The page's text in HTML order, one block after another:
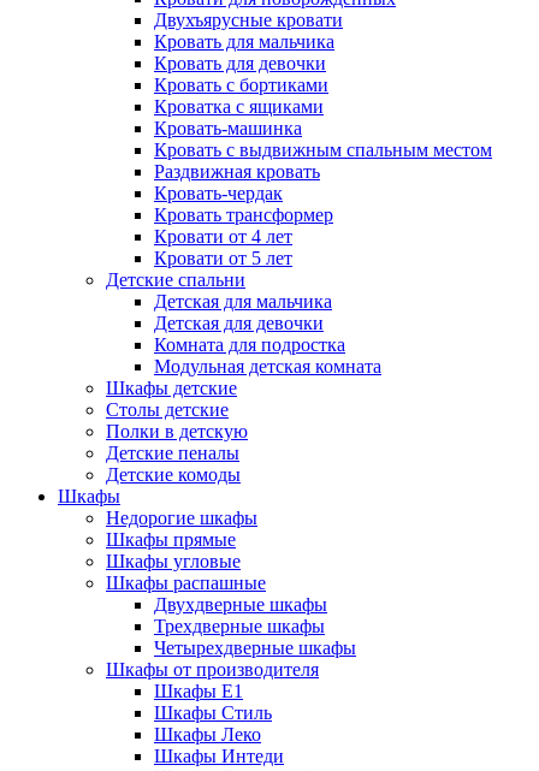
Двухъярусные кровати
Кровать для мальчика
Кровать для девочки
Кровать с бортиками
Кроватка с ящиками
Кровать-машинка
Кровать с выдвижным спальным местом
Раздвижная кровать
Кровать-чердак
Кровать трансформер
Кровати от 4 лет
Кровати от 5 лет
Детские спальни
Детская для мальчика
Детская для девочки
Комната для подростка
Модульная детская комната
Шкафы детские
Столы детские
Полки в детскую
Детские пеналы
Детские комоды
Шкафы
Недорогие шкафы
Шкафы прямые
Шкафы угловые
Шкафы распашные
Двухдверные шкафы
Трехдверные шкафы
Четырехдверные шкафы
Шкафы от производителя
Шкафы E1
Шкафы Стиль
Шкафы Леко
Шкафы Интеди